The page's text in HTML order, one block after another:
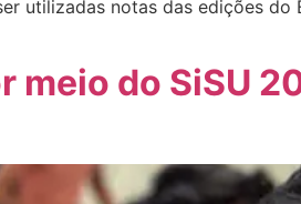
utilizadas notas das edições
meio do SiSU